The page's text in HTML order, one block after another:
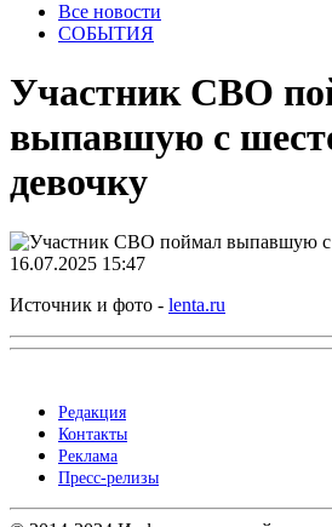
Все новости
СОБЫТИЯ
Участник СВО
выпавшую с
девочку
16.07.2025 15:47
Источник и фото - lenta.ru
Редакция
Контакты
Реклама
Пресс-релизы